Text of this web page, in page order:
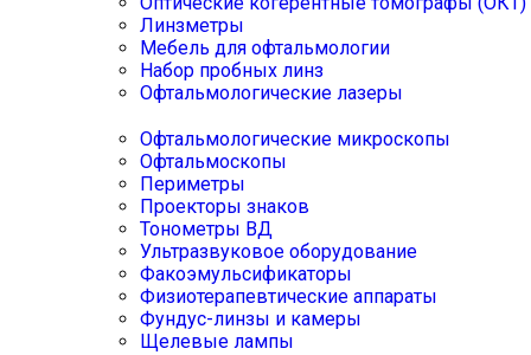
Линзметры
Мебель для офтальмологии
Набор пробных линз
Офтальмологические лазеры
Офтальмологические микроскопы
Офтальмоскопы
Периметры
Проекторы знаков
Тонометры ВД
Ультразвуковое оборудование
Факоэмульсификаторы
Физиотерапевтические аппараты
Фундус-линзы и камеры
Щелевые лампы